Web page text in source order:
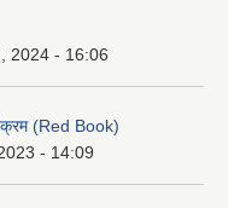
2024 - 16:06
(Red Book)
- 14:09